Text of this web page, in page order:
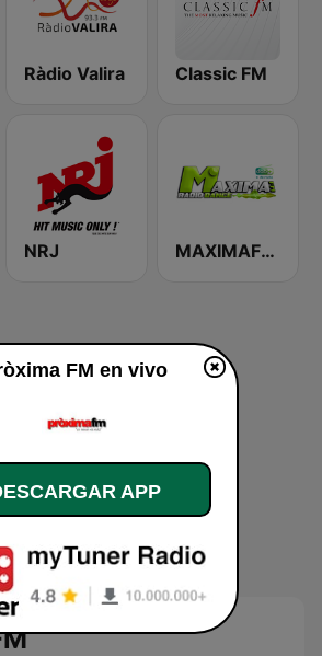
Ràdio Valira Classic FM
NRJ MAXIMAFM DAB+
FM en vivo
APP